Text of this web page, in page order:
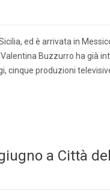
ed è arrivata in
Buzzurro ha già
cinque produzioni
a Città